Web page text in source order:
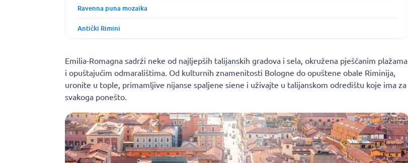
Ravenna puna mozaika
Antički Rimini
Emilia-Romagna sadrži neke od najljepših talijanskih gradova i sela, okružena pješčanim plažama
i opuštajućim odmaralištima. Od kulturnih znamenitosti Bologne do opuštene obale Riminija,
uronite u tople, primamljive nijanse spaljene siene i uživajte u talijanskom odredištu koje ima za
svakoga ponešto.